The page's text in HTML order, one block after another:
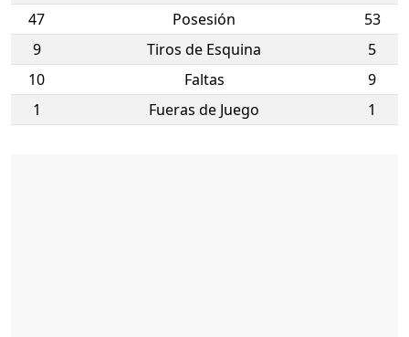
47
Posesión
53
9
Tiros de Esquina
5
10
Faltas
9
1
Fueras de Juego 1